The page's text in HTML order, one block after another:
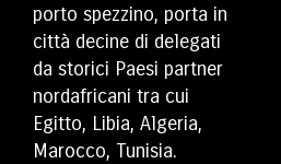
porto spezzino, porta in
città decine di delegati
da storici Paesi partner
nordafricani tra cui
Egitto, Libia, Algeria,
Marocco, Tunisia.